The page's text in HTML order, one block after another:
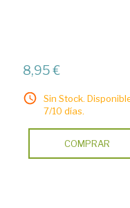
8,95 €
Sin Stock.
7/10 días.
COMPRAR